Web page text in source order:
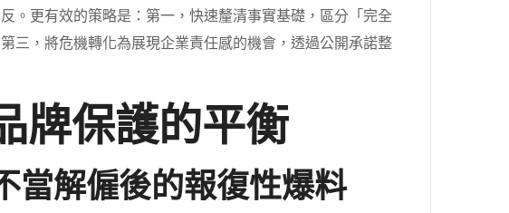
。更有效的策略是：第一，快速釐清事實基礎，區分「完全
三，將危機轉化為展現企業責任感的機會，透過公開承諾整
牌保護的平衡
解僱後的報復性爆料